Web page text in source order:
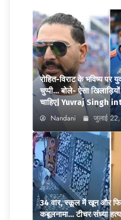
रोहित-विराट के भविष्य पर
चुप्पी… बोले- ऐसा
चाहिए| Yuvraj Singh
Nandani जुलाई
34 वार, स्कूल में खून और
कबूलनामा… टीचर संध्या